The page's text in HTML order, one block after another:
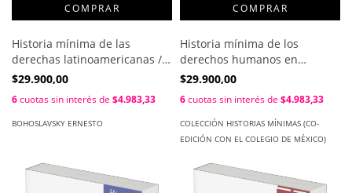
Historia mínima de las
derechas latinoamericanas /
Ernesto Bohoslavsky
$29.900,00
6cuotas sin interés de $4.983,33
BOHOSLAVSKY ERNESTO
Historia mínima de los
derechos humanos en
América Latina / Luis Roniger
$29.900,00
6cuotas sin interés de $4.983,33
COLECCIÓN HISTORIAS MÍNIMAS (CO-
EDICIÓN CON EL COLEGIO DE MÉXICO)